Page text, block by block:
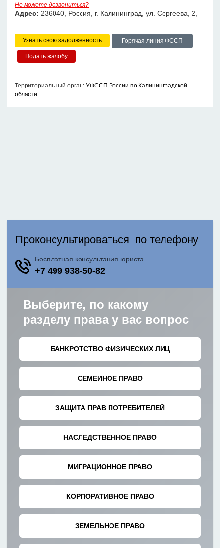
Не можете дозвониться?
Адрес: 236040, Россия, г. Калининград, ул. Сергеева, 2,
Узнать свою задолженность Горячая линия ФССП
Территориальный орган: УФССП России по Калининградской
области